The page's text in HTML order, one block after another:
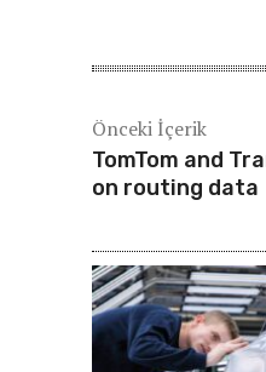
Önceki İçerik
TomTom and
on routing data